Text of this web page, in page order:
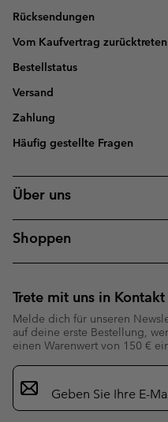
Rücksendungen
Vom Kaufvertrag zurücktreten
Bestellstatus
Versand
Zahlung
Häufig gestellte Fragen
Über uns
Shoppen
Trete mit uns in Kontakt
Melde dich für unseren
auf deine erste Bestellung,
einen Warenwert von 150 €
Newsletter-
Anmeldung